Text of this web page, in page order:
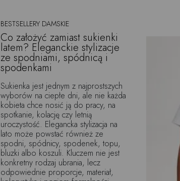
BESTSELLERY DAMSKIE
Co założyć zamiast sukienki
latem? Eleganckie stylizacje
ze spodniami, spódnicą i
spodenkami
Sukienka jest jednym z najprostszych
wyborów na ciepłe dni, ale nie każda
kobieta chce nosić ją do pracy, na
spotkanie, kolację czy letnią
uroczystość. Elegancka stylizacja na
lato może powstać również ze
spodni, spódnicy, spodenek, topu,
bluzki albo koszuli. Kluczem nie jest
konkretny rodzaj ubrania, lecz
odpowiednie proporcje, materiał,